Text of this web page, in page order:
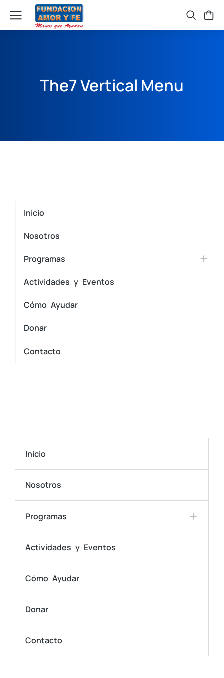
The7 Vertical Menu
Inicio
Nosotros
Programas
Actividades y Eventos
Cómo Ayudar
Donar
Contacto
Inicio
Nosotros
Programas
Actividades y Eventos
Cómo Ayudar
Donar
Contacto